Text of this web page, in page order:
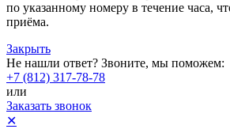
по указанному номеру в течение часа,
приёма.
Закрыть
Не нашли ответ? Звоните, мы поможем:
+7 (812) 317-78-78
или
Заказать звонок
✕